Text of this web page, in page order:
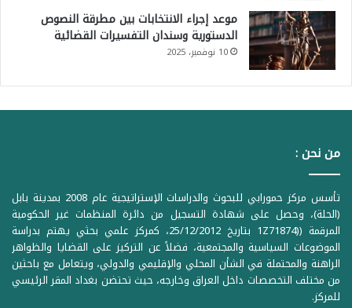
موعد إجراء الانتخابات بين مطرقة النصوص
الدستورية وسندان التفسيرات القضائية
10 نوفمبر، 2025
من نحن :
تأسس مركز حمورابي للبحوث والدراسات الإستراتيجية عام 2008 بمدينة بابل
(الحلة)، وحصل على شهادة التسجيل من دائرة المنظمات غير الحكومية
المرقمة ((1Z71874 بتاريخ 25/12/2012، كمركز علمي بحثي يهتم بدراسة
الموضوعات السياسية والمجتمعية، فضلاً عن التركيز على القضايا والظواهر
الراهنة والمحتملة في الشأن المحلي والإقليمي والدولي، ويتعامل مع باحثين
من مختلف التخصصات داخل العراق وخارجه، حيث تحتضن بغداد المقر الرئيسي
للمركز.